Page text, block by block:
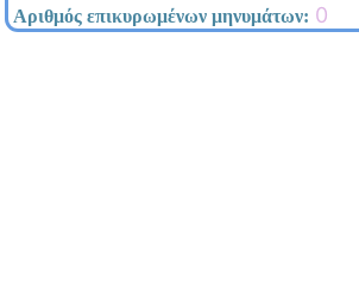
Αριθμός επικυρωμένων μηνυμάτων: 0